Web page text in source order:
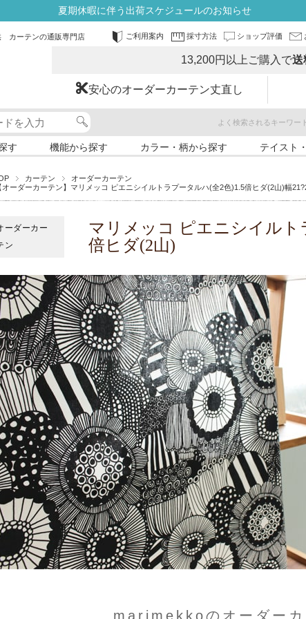
夏期休暇に伴う出荷スケジュールのお知らせ
カーテンの通販専門店 ご利用案内 採寸方法 ショップ評価
13,200円以上ご購入で送
安心のオーダーカーテン丈直し
よく検索されるキーワー
す 機能から探す カラー・柄から探す テイスト
カーテン
オーダーカーテン
オーダーカーテン】マリメッコ ピエニシイルトラプータルハ(全2色)1.5倍ヒダ(2山)幅
marimekkoのオーダー
ーダーカー
ン
マリメッコ ピエニシイルト
倍ヒダ(2山)